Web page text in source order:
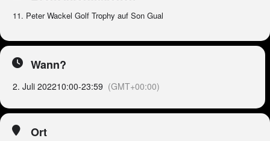
11. Peter Wackel Golf Trophy auf Son Gual
Wann?
2. Juli 202210:00-23:59 (GMT+00:00)
Ort